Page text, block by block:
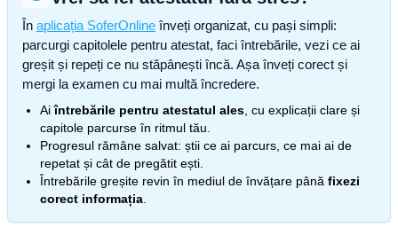
În aplicația SoferOnline înveți organizat, cu pași simpli:
parcurgi capitolele pentru atestat, faci întrebările, vezi ce ai
greșit și repeți ce nu stăpânești încă. Așa înveți corect și
mergi la examen cu mai multă încredere.
Aiîntrebările pentru atestatul ales , cu explicații clare și
capitole parcurse în ritmul tău.
Progresul rămâne salvat: știi ce ai parcurs, ce mai ai de
repetat și cât de pregătit ești.
Întrebările greșite revin în mediul de învățare până fixezi
corect informația